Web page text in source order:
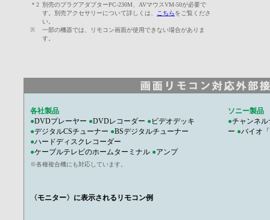
＊2 別売のプラグアダプターPC-230M、AVマウスVM-50が必要で
す。別売アクセサリーについて詳しくは、
こちらをご覧くださ
い。
※
一部の機器では、リモコン画面が使用できない場合がありま
す。
各社製品
●DVDプレーヤー ●DVDレコーダー ●ビデオデッキ
●デジタルCSチューナー ●BSデジタルチューナー
●ハードディスクレコーダー
●ケーブルテレビのホームターミナル ●アンプ
※各種複合機にも対応しています。
ソニー製品
●チャンネ
ー ●バイオ
〈モニター〉に表示されるリモコン例